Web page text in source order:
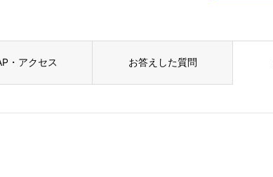
・アクセス お答えした質問